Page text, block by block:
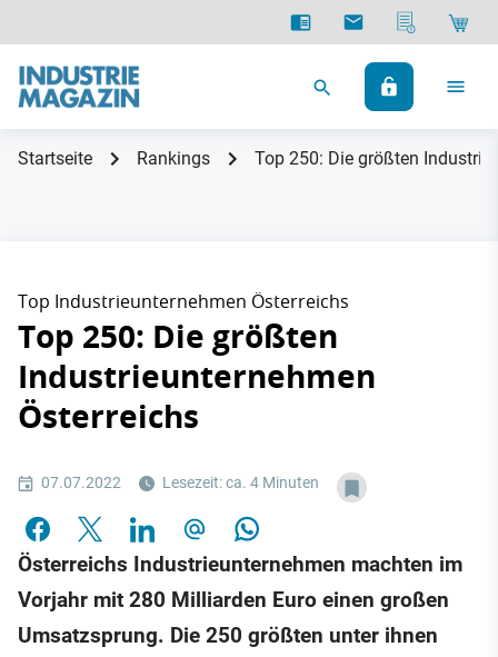
Startseite Rankings Top 250: Die größten
Top Industrieunternehmen Österreichs
Top 250: Die größten
Industrieunternehmen
Österreichs
07.07.2022 Lesezeit: ca. 4 Minuten
Österreichs Industrieunternehmen machten im
Vorjahr mit 280 Milliarden Euro einen großen
Umsatzsprung. Die 250 größten unter ihnen